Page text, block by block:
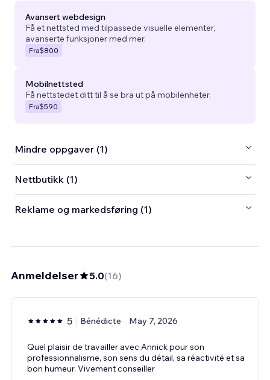
Avansert webdesign
Få et nettsted med tilpassede visuelle elementer,
avanserte funksjoner med mer.
Fra$800
Mobilnettsted
Få nettstedet ditt til å se bra ut på mobilenheter.
Fra$590
Mindre oppgaver (1)
Nettbutikk (1)
Reklame og markedsføring (1)
Anmeldelser 5.0(16)
5 Bénédicte May 7, 2026
Quel plaisir de travailler avec Annick pour son
professionnalisme, son sens du détail, sa réactivité et sa
bon humeur. Vivement conseiller